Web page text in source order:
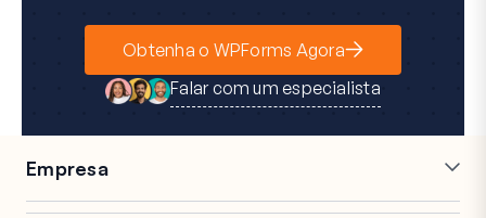
Obtenha o WPForms Agora
Falar com um especialista
Empresa
Carreiras
Afiliados